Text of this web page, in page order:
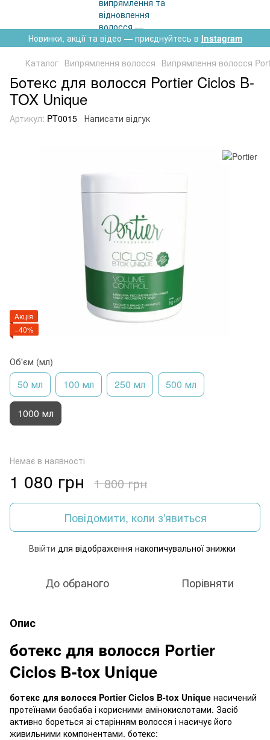
Новинки, акції та відео — приєднуйтесь в Instagram
Каталог Випрямлення волосся Випрямлення волосся
Бoтекc для волосся Portier Ciclos B-
TOX Unique
Артикул: PT0015 Написати відгук
Акція
−40%
Об'єм (мл)
50 мл 100 мл 250 мл 500 мл
1000 мл
Немає в наявності
1 080 грн 1 800 грн
Повідомити, коли з'явиться
Ввійти для відображення накопичувальної знижки
До обраного Порівняти
Опис
ботекс для волосся Portier
Ciclos B-tox Unique
ботекс для волосся Portier Ciclos B-tox Unique насичений
протеїнами баобаба і корисними амінокислотами. Засіб
активно бореться зі старінням волосся і насичує його
живильними компонентами. ботекс: